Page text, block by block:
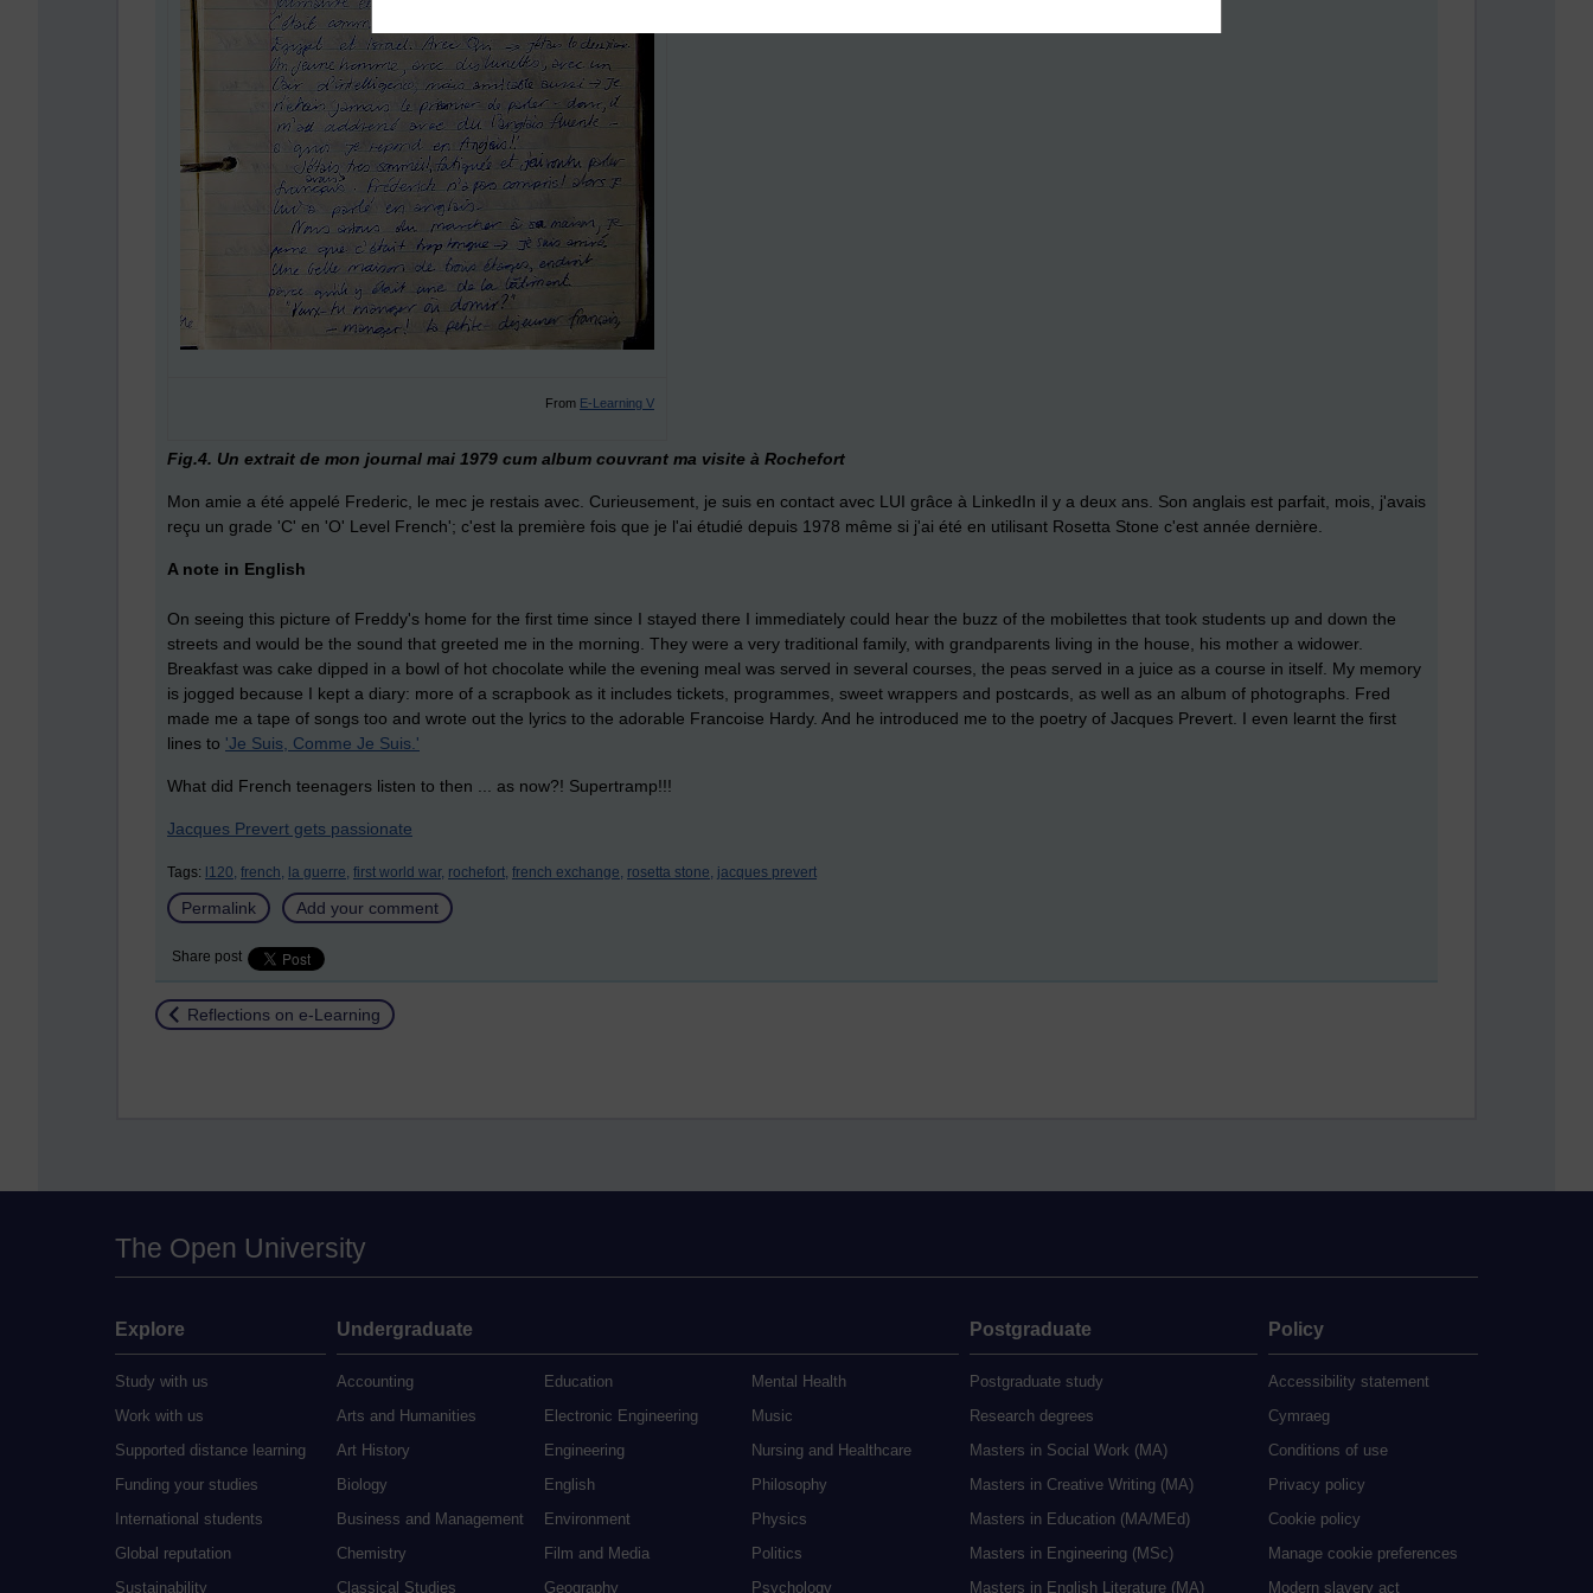
From E-Learning V
Fig.4. Un extrait de mon journal mai 1979 cum album couvrant ma visite à Rochefort
Mon amie a été appelé Frederic, le mec je restais avec. Curieusement, je suis en contact avec LUI grâce à LinkedIn il y a deux ans. Son anglais est parfait, mois, j'avais
reçu un grade 'C' en 'O' Level French'; c'est la première fois que je l'ai étudié depuis 1978 même si j'ai été en utilisant Rosetta Stone c'est année dernière.
A note in English
On seeing this picture of Freddy's home for the first time since I stayed there I immediately could hear the buzz of the mobilettes that took students up and down the
streets and would be the sound that greeted me in the morning. They were a very traditional family, with grandparents living in the house, his mother a widower.
Breakfast was cake dipped in a bowl of hot chocolate while the evening meal was served in several courses, the peas served in a juice as a course in itself. My memory
is jogged because I kept a diary: more of a scrapbook as it includes tickets, programmes, sweet wrappers and postcards, as well as an album of photographs. Fred
made me a tape of songs too and wrote out the lyrics to the adorable Francoise Hardy. And he introduced me to the poetry of Jacques Prevert. I even learnt the first
lines to 'Je Suis, Comme Je Suis.'
What did French teenagers listen to then ... as now?! Supertramp!!!
Jacques Prevert gets passionate
Tags: l120, french, la guerre, first world war, rochefort, french exchange, rosetta stone, jacques prevert
Permalink Add your comment
Share post
Return to
Reflections on e-Learning
The Open University
Explore
Study with us
Work with us
Supported distance learning
Funding your studies
International students
Global reputation
Sustainability
Undergraduate
Accounting
Arts and Humanities
Art History
Biology
Business and Management
Chemistry
Classical Studies
Education
Electronic Engineering
Engineering
English
Environment
Film and Media
Geography
Mental Health
Music
Nursing and Healthcare
Philosophy
Physics
Politics
Psychology
Postgraduate
Postgraduate study
Research degrees
Masters in Social Work (MA)
Masters in Creative Writing (MA)
Masters in Education (MA/MEd)
Masters in Engineering (MSc)
Masters in English Literature (MA)
Policy
Accessibility statement
Cymraeg
Conditions of use
Privacy policy
Cookie policy
Manage cookie preferences
Modern slavery act